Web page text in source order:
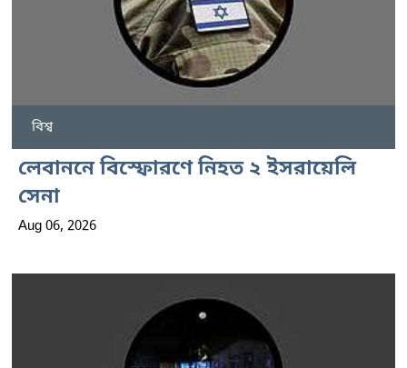
বিশ্ব
লেবাননে বিস্ফোরণে নিহত ২ ইসরায়েলি
সেনা
Aug 06, 2026